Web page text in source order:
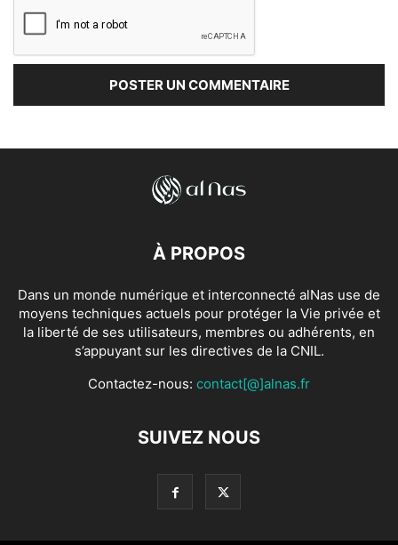
À PROPOS
Dans un monde numérique et interconnecté alNas use de
moyens techniques actuels pour protéger la Vie privée et
la liberté de ses utilisateurs, membres ou adhérents, en
s’appuyant sur les directives de la CNIL.
Contactez-nous: contact[@]alnas.fr
SUIVEZ NOUS